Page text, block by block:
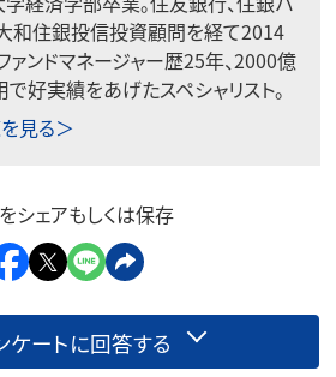
和住銀投信投資顧問を経て2014
ァンドマネージャー歴25年、2000億
好実績をあげたスペシャリスト。
見る＞
シェアもしくは保存
ケートに回答する